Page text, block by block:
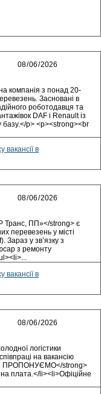
компанія з понад 20-
Засновані в
роботодавця та
DAF і Renault із
p> <p><strong><br
вакансії в
Транс, ПП»</strong> є
перевезень у місті
Зараз у зв’язку з
з ремонту
вакансії в
логістики
на вакансію
ПРОПОНУЄМО</strong>
плата.</li><li>Офіційне